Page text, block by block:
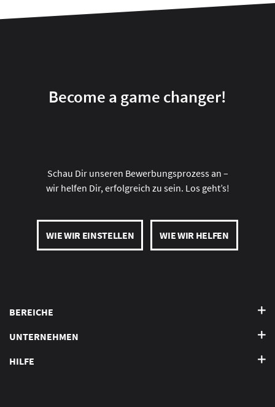
Become a game changer!
Schau Dir unseren Bewerbungsprozess an –
wir helfen Dir, erfolgreich zu sein. Los geht’s!
WIE WIR EINSTELLEN WIE WIR HELFEN
BEREICHE
UNTERNEHMEN
HILFE